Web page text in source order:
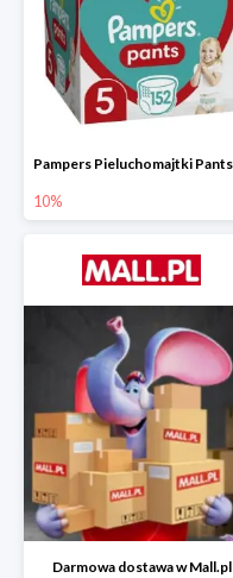
10%
Darmowa dostawa w Mall.pl